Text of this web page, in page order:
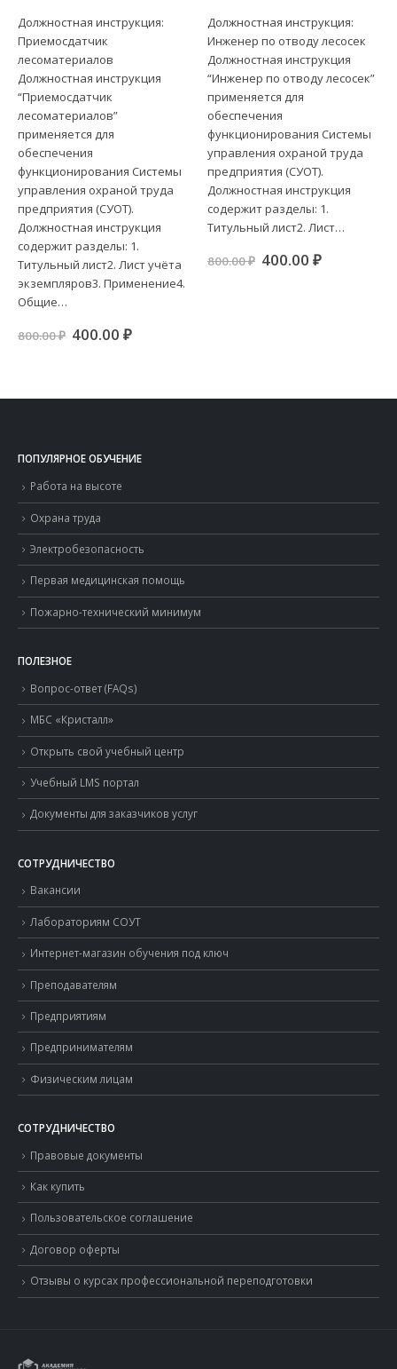
Должностная инструкция:
Приемосдатчик
лесоматериалов
Должностная инструкция
“Приемосдатчик
лесоматериалов”
применяется для
обеспечения
функционирования Системы
управления охраной труда
предприятия (СУОТ).
Должностная инструкция
содержит разделы: 1.
Титульный лист2. Лист учёта
экземпляров3. Применение4.
Общие…
800.00₽ Первоначальная
400.00 ₽Текущая
Должностная инструкция:
Инженер по отводу лесосек
Должностная инструкция
“Инженер по отводу лесосек”
применяется для
обеспечения
функционирования Системы
управления охраной труда
предприятия (СУОТ).
Должностная инструкция
содержит разделы: 1.
Титульный лист2. Лист…
800.00₽ Первоначальная
400.00 ₽Текущая
ПОПУЛЯРНОЕ ОБУЧЕНИЕ
Работа на высоте
Охрана труда
Электробезопасность
Первая медицинская помощь
Пожарно-технический минимум
ПОЛЕЗНОЕ
Вопрос-ответ (FAQs)
МБС «Кристалл»
Открыть свой учебный центр
Учебный LMS портал
Документы для заказчиков услуг
СОТРУДНИЧЕСТВО
Вакансии
Лабораториям СОУТ
Интернет-магазин обучения под ключ
Преподавателям
Предприятиям
Предпринимателям
Физическим лицам
СОТРУДНИЧЕСТВО
Правовые документы
Как купить
Пользовательское соглашение
Договор оферты
Отзывы о курсах профессиональной переподготовки